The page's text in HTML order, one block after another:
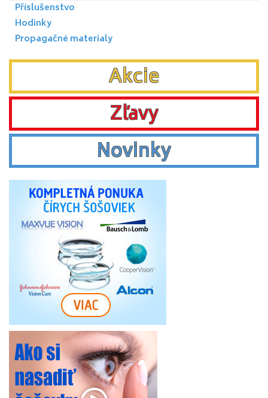
Příslušenstvo
Hodinky
Propagačné materialy
Akcie
Zľavy
Novinky